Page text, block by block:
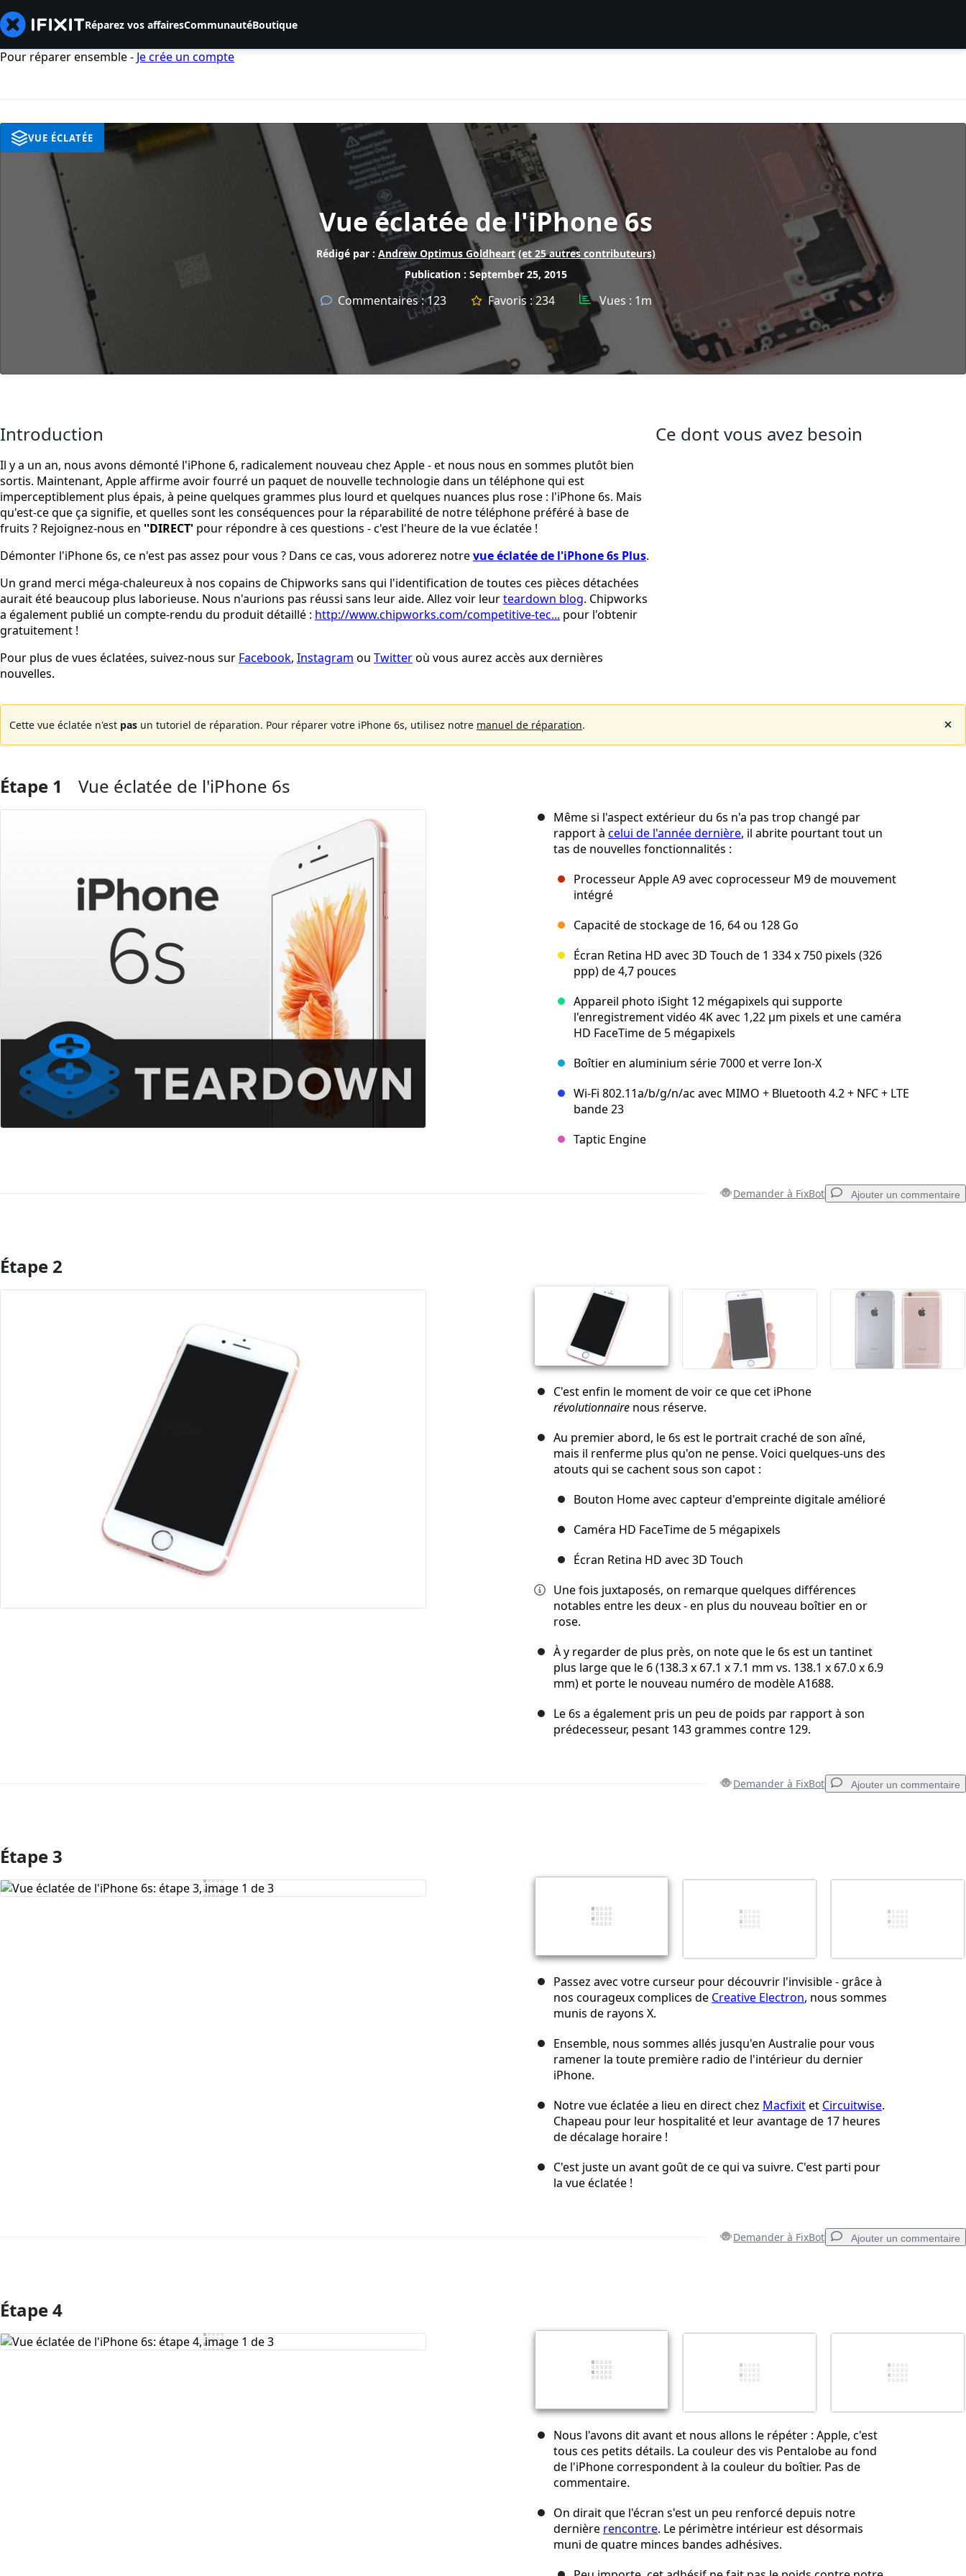
Réparez vos affairesCommunautéBoutique
Pour réparer ensemble - Je crée un compte
Vue éclatée de l'iPhone 6s
Rédigé par : Andrew Optimus Goldheart (et 25 autres contributeurs)
Publication : September 25, 2015
Commentaires :123 Favoris :234 Vues : 1m
VUE ÉCLATÉE
Introduction
Il y a un an, nous avons démonté l'iPhone 6, radicalement nouveau chez Apple - et nous nous en sommes plutôt bien
sortis. Maintenant, Apple affirme avoir fourré un paquet de nouvelle technologie dans un téléphone qui est
imperceptiblement plus épais, à peine quelques grammes plus lourd et quelques nuances plus rose : l'iPhone 6s. Mais
qu'est-ce que ça signifie, et quelles sont les conséquences pour la réparabilité de notre téléphone préféré à base de
fruits ? Rejoignez-nous en ''DIRECT' pour répondre à ces questions - c'est l'heure de la vue éclatée !
Démonter l'iPhone 6s, ce n'est pas assez pour vous ? Dans ce cas, vous adorerez notrevue éclatée de l'iPhone 6s Plus.
Un grand merci méga-chaleureux à nos copains de Chipworks sans qui l'identification de toutes ces pièces détachées
aurait été beaucoup plus laborieuse. Nous n'aurions pas réussi sans leur aide. Allez voir leurteardown blog. Chipworks
a également publié un compte-rendu du produit détaillé : http://www.chipworks.com/competitive-tec... pour l'obtenir
gratuitement !
Pour plus de vues éclatées, suivez-nous sur Facebook, Instagram ou Twitteroù vous aurez accès aux dernières
nouvelles.
Ce dont vous avez besoin
Cette vue éclatée n'est pas un tutoriel de réparation. Pour réparer votre iPhone 6s, utilisez notre manuel de réparation.
Étape 1 Vue éclatée de l'iPhone 6s
Même si l'aspect extérieur du 6s n'a pas trop changé par
rapport à celui de l'année dernière, il abrite pourtant tout un
tas de nouvelles fonctionnalités :
Processeur Apple A9 avec coprocesseur M9 de mouvement
intégré
Capacité de stockage de 16, 64 ou 128 Go
Écran Retina HD avec 3D Touch de 1 334 x 750 pixels (326
ppp) de 4,7 pouces
Appareil photo iSight 12 mégapixels qui supporte
l'enregistrement vidéo 4K avec 1,22 µm pixels et une caméra
HD FaceTime de 5 mégapixels
Boîtier en aluminium série 7000 et verre Ion-X
Wi‑Fi 802.11a/b/g/n/ac avec MIMO + Bluetooth 4.2 + NFC + LTE
bande 23
Taptic Engine
Demander à FixBot Ajouter un commentaire
Ajouter un commentaire
Étape 2
C'est enfin le moment de voir ce que cet iPhone
révolutionnaire nous réserve.
Au premier abord, le 6s est le portrait craché de son aîné,
mais il renferme plus qu'on ne pense. Voici quelques-uns des
atouts qui se cachent sous son capot :
Bouton Home avec capteur d'empreinte digitale amélioré
Caméra HD FaceTime de 5 mégapixels
Écran Retina HD avec 3D Touch
Une fois juxtaposés, on remarque quelques différences
notables entre les deux - en plus du nouveau boîtier en or
rose.
À y regarder de plus près, on note que le 6s est un tantinet
plus large que le 6 (138.3 x 67.1 x 7.1 mm vs. 138.1 x 67.0 x 6.9
mm) et porte le nouveau numéro de modèle A1688.
Le 6s a également pris un peu de poids par rapport à son
prédecesseur, pesant 143 grammes contre 129.
Demander à FixBot Ajouter un commentaire
Ajouter un commentaire
Publier un commentaire
Étape 3
Passez avec votre curseur pour découvrir l'invisible - grâce à
nos courageux complices de Creative Electron, nous sommes
munis de rayons X.
Ensemble, nous sommes allés jusqu'en Australie pour vous
ramener la toute première radio de l'intérieur du dernier
iPhone.
Notre vue éclatée a lieu en direct chez Macfixitet Circuitwise.
Chapeau pour leur hospitalité et leur avantage de 17 heures
de décalage horaire !
C'est juste un avant goût de ce qui va suivre. C'est parti pour
la vue éclatée !
Demander à FixBot Ajouter un commentaire
Ajouter un commentaire
Publier un commentaire
Étape 4
Nous l'avons dit avant et nous allons le répéter : Apple, c'est
tous ces petits détails. La couleur des vis Pentalobe au fond
de l'iPhone correspondent à la couleur du boîtier. Pas de
commentaire.
On dirait que l'écran s'est un peu renforcé depuis notre
dernière rencontre. Le périmètre intérieur est désormais
muni de quatre minces bandes adhésives.